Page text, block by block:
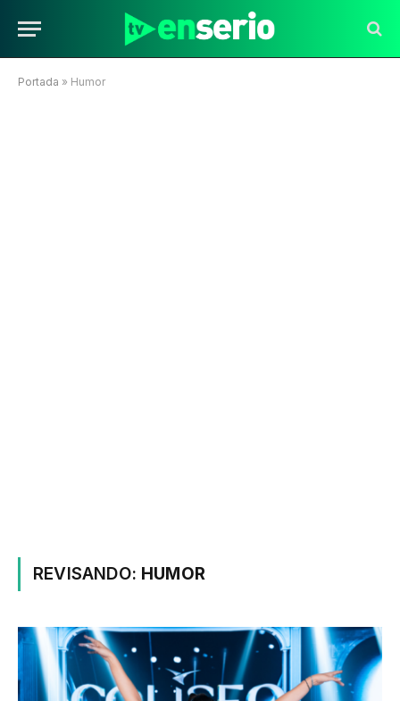
Portada » Humor
REVISANDO: HUMOR